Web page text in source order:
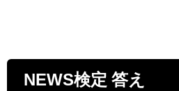
NEWS検定 答え